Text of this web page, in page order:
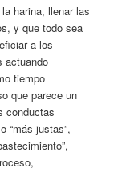
harina, llenar las
y que todo sea
a los
actuando
tiempo
que parece un
conductas
“más justas”,